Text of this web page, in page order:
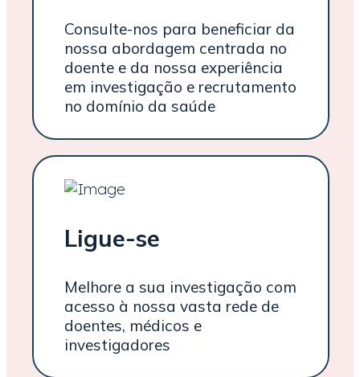
Consulte-nos para beneficiar da
nossa abordagem centrada no
doente e da nossa experiência
em investigação e recrutamento
no domínio da saúde
Ligue-se
Melhore a sua investigação com
acesso à nossa vasta rede de
doentes, médicos e
investigadores